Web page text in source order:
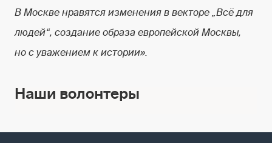
В Москве нравятся изменения в векторе „Всё для
людей“, создание образа европейской Москвы,
но с уважением к истории».
Наши волонтеры